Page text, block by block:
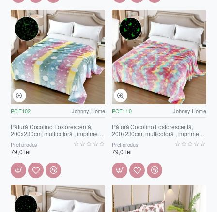
PCF102 Johnny Home
Pătură Cocolino Fosforescentă,
200x230cm, multicoloră , imprimeu
planete, PCF102
Preț produs
79,0 lei
PCF110 Johnny Home
Pătură Cocolino Fosforescentă,
200x230cm, multicoloră , imprimeu
steluțe unicorni, PCF110
Preț produs
79,0 lei